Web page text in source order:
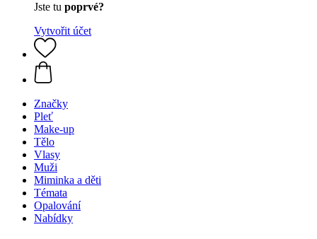
Jste tu poprvé?
Vytvořit účet
Značky
Pleť
Make-up
Tělo
Vlasy
Muži
Miminka a děti
Témata
Opalování
Nabídky